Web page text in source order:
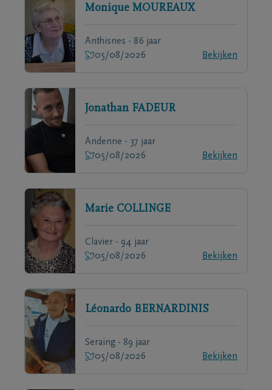
Monique MOUREAUX
Anthisnes - 86 jaar
05/08/2026
Bekijken
Jonathan FADEUR
Andenne - 37 jaar
05/08/2026
Bekijken
Marie COLLINGE
Clavier - 94 jaar
05/08/2026
Bekijken
Léonardo BERNARDINIS
Seraing - 89 jaar
05/08/2026
Bekijken